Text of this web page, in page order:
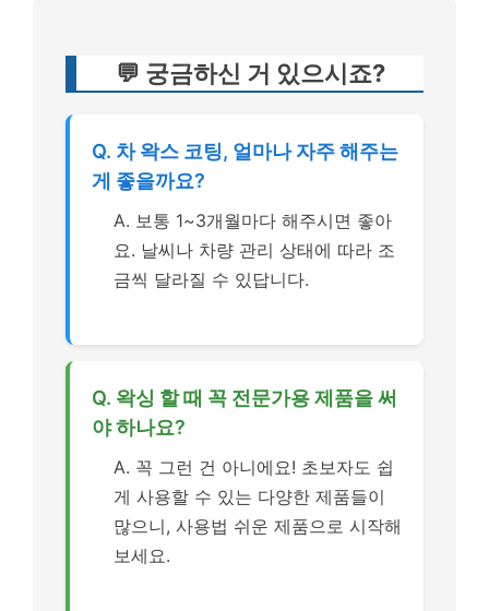
💬 궁금하신 거 있으시죠?
Q. 차 왁스 코팅, 얼마나 자주 해주는
게 좋을까요?
A. 보통 1~3개월마다 해주시면 좋아
요. 날씨나 차량 관리 상태에 따라 조
금씩 달라질 수 있답니다.
Q. 왁싱 할 때 꼭 전문가용 제품을 써
야 하나요?
A. 꼭 그런 건 아니에요! 초보자도 쉽
게 사용할 수 있는 다양한 제품들이
많으니, 사용법 쉬운 제품으로 시작해
보세요.